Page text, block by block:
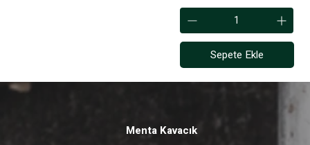
Sepete Ekle
Menta Kavacık